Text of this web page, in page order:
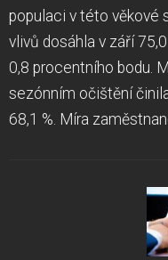
populaci v této věkové
vlivů dosáhla v září
0,8 procentního bodu.
sezónním očištění
68,1 %. Míra